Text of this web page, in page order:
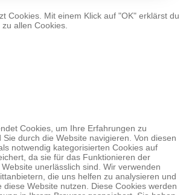
Cookies. Mit einem Klick auf "OK" erklärst du
allen Cookies.
Cookies, um Ihre Erfahrungen zu
durch die Website navigieren. Von diesen
notwendig kategorisierten Cookies auf
da sie für das Funktionieren der
unerlässlich sind. Wir verwenden
die uns helfen zu analysieren und
diese Website nutzen. Diese Cookies werden